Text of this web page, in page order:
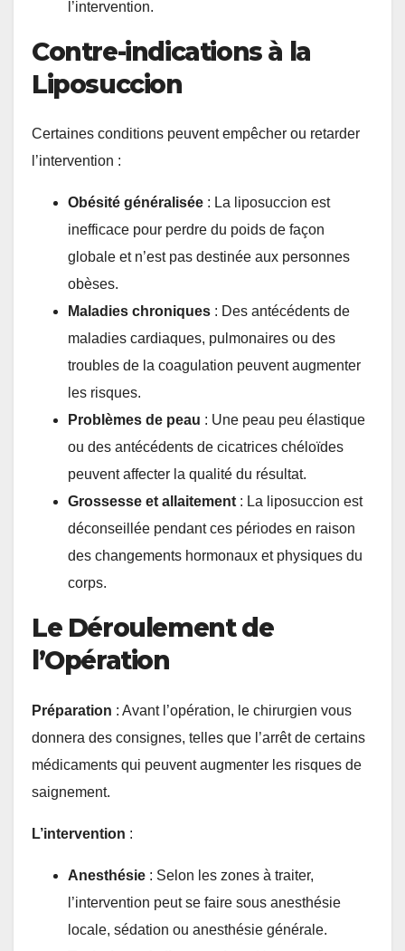
l’intervention.
Contre-indications à la
Liposuccion
Certaines conditions peuvent empêcher ou retarder
l’intervention :
Obésité généralisée : La liposuccion est
inefficace pour perdre du poids de façon
globale et n’est pas destinée aux personnes
obèses.
Maladies chroniques : Des antécédents de
maladies cardiaques, pulmonaires ou des
troubles de la coagulation peuvent augmenter
les risques.
Problèmes de peau : Une peau peu élastique
ou des antécédents de cicatrices chéloïdes
peuvent affecter la qualité du résultat.
Grossesse et allaitement : La liposuccion est
déconseillée pendant ces périodes en raison
des changements hormonaux et physiques du
corps.
Le Déroulement de
l’Opération
Préparation : Avant l’opération, le chirurgien vous
donnera des consignes, telles que l’arrêt de certains
médicaments qui peuvent augmenter les risques de
saignement.
L’intervention :
Anesthésie : Selon les zones à traiter,
l’intervention peut se faire sous anesthésie
locale, sédation ou anesthésie générale.